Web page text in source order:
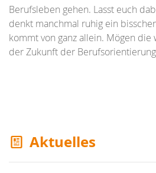
Berufsleben gehen. Lasst euch
denkt manchmal ruhig ein
kommt von ganz allein. Mögen
der Zukunft der
Aktuelles